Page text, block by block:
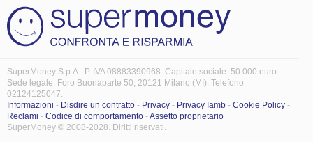
SuperMoney S.p.A.: P. IVA 08883390968. Capitale sociale: 50.000 euro.
Sede legale: Foro Buonaparte 50, 20121 Milano (MI). Telefono:
02124125047.
Informazioni - Disdire un contratto - Privacy - Privacy Iamb - Cookie Policy -
Reclami - Codice di comportamento -Assetto proprietario
SuperMoney © 2008-2028. Diritti riservati.